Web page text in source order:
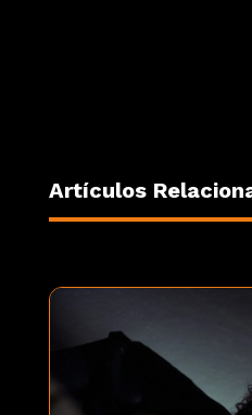
Artículos